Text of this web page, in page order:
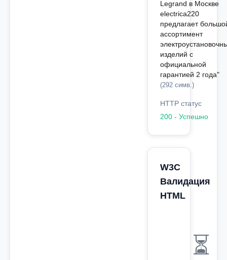
Legrand в Москве
electrica220
предлагает
ассортимент
изделий с
официальной
гарантией 2 года"
(292 симв.)
HTTP статус
200 - Успешно
W3C
Валидация
HTML
⏳